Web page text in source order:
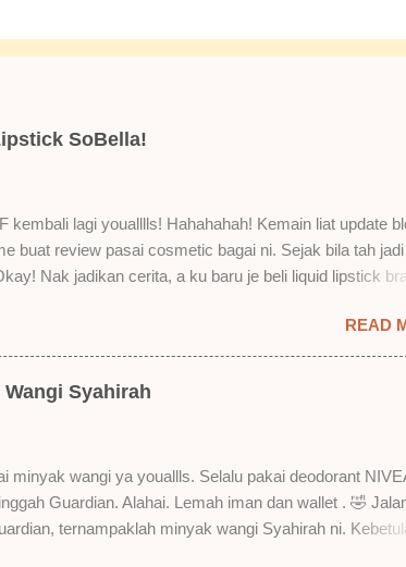
SoBella!
kembali lagi youalllls! Hahahahah! Kemain liat update
buat review pasai cosmetic bagai ni. Sejak bila tah jadi
Nak jadikan cerita, a ku baru je beli liquid lipstick
dicuba dengan pelbagai cara, aku jumpa beberapa
lipstick ni dan kenapa aku tak berapa suka juga. Tapi
suka tu boleh adjust. Don't worry! Aku start dengan
1) OMG! Ringan gila tekstur dia bila dah kering. Serious!
tahu lah kalau dah minum bergelas-gelas dan makan
Senang nak cuci. Tak perl...
READ
Wangi Syahirah
minyak wangi ya youallls. Selalu pakai deodorant
Guardian. Alahai. Lemah iman dan wallet . 🤣
ternampaklah minyak wangi Syahirah ni.